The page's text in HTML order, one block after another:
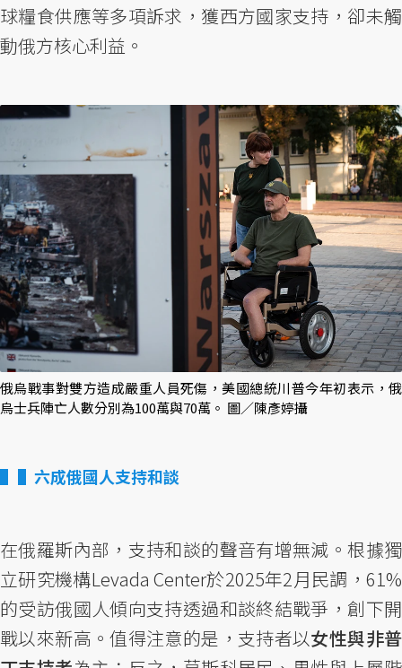
球糧食供應等多項訴求，獲西方國家支持，卻未觸
動俄方核心利益。
俄烏戰事對雙方造成嚴重人員死傷，美國總統川普今年初表示，俄
烏士兵陣亡人數分別為100萬與70萬。 圖／陳彥婷攝
▌六成俄國人支持和談
在俄羅斯內部，支持和談的聲音有增無減。根據獨
立研究機構Levada Center於2025年2月民調，61%
的受訪俄國人傾向支持透過和談終結戰爭，創下開
戰以來新高。值得注意的是，支持者以女性與非普